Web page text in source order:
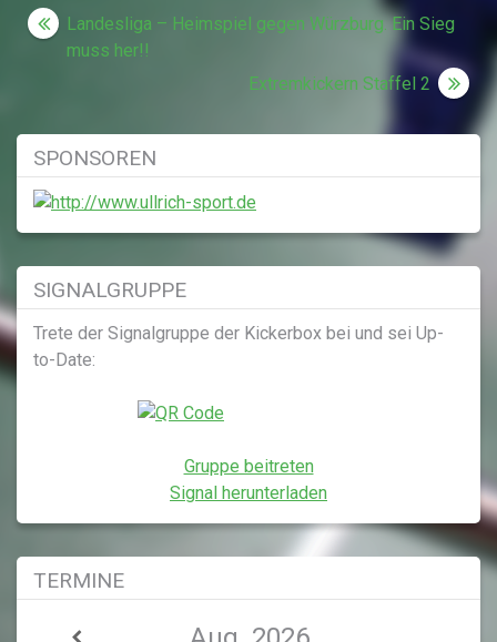
Beitragsnavigation
Landesliga – Heimspiel gegen Würzburg. Ein Sieg
muss her!!
Extremkickern Staffel 2
SPONSOREN
SIGNALGRUPPE
Trete der Signalgruppe der Kickerbox bei und sei Up-
to-Date:
Gruppe beitreten
Signal herunterladen
TERMINE